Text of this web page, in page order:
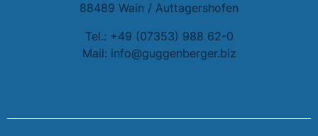
88489 Wain / Auttagershofen
Tel.: +49 (07353) 988 62-0
Mail: info@guggenberger.biz